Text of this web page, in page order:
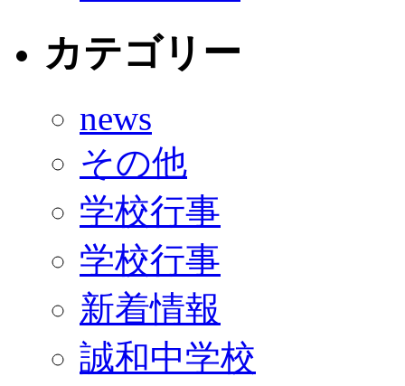
カテゴリー
news
その他
学校行事
学校行事
新着情報
誠和中学校